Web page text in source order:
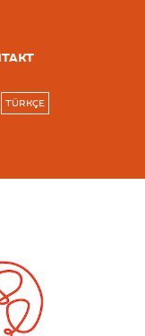
TÜRKÇE